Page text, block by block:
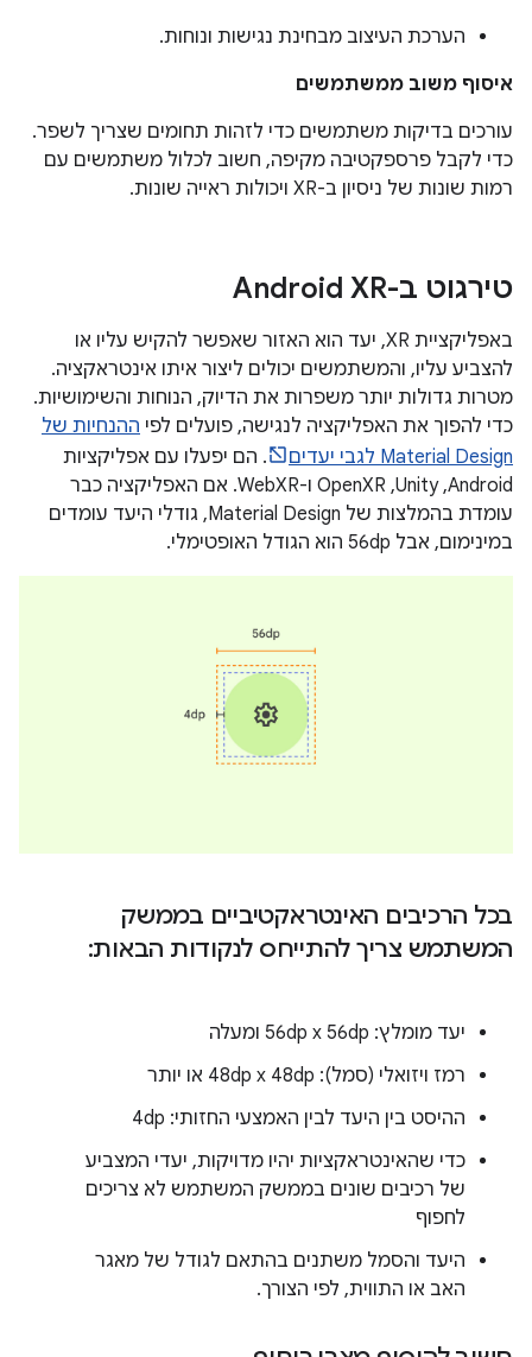
הערכת העיצוב מבחינת נגישות ונוחות.
איסוף משוב ממשתמשים
עורכים בדיקות משתמשים כדי לזהות תחומים שצריך לשפר.
כדי לקבל פרספקטיבה מקיפה, חשוב לכלול משתמשים עם
רמות שונות של ניסיון ב-XR ויכולות ראייה שונות.
טירגוט ב-Android XR
באפליקציית XR, יעד הוא האזור שאפשר להקיש עליו או
להצביע עליו, והמשתמשים יכולים ליצור איתו אינטראקציה.
מטרות גדולות יותר משפרות את הדיוק, הנוחות והשימושיות.
כדי להפוך את האפליקציה לנגישה, פועלים לפי ההנחיות של
Material Design לגבי יעדים
. הם יפעלו עם אפליקציות
Android,‏ Unity,‏ OpenXR ו-WebXR. אם האפליקציה כבר
עומדת בהמלצות של Material Design, גודלי היעד עומדים
במינימום, אבל 56dp הוא הגודל האופטימלי.
בכל הרכיבים האינטראקטיביים בממשק
המשתמש צריך להתייחס לנקודות הבאות:
יעד מומלץ: ‎56dp x 56dp ומעלה
רמז ויזואלי (סמל): 48dp x 48dp או יותר
ההיסט בין היעד לבין האמצעי החזותי: 4dp
כדי שהאינטראקציות יהיו מדויקות, יעדי המצביע
של רכיבים שונים בממשק המשתמש לא צריכים
לחפוף
היעד והסמל משתנים בהתאם לגודל של מאגר
האב או התווית, לפי הצורך.